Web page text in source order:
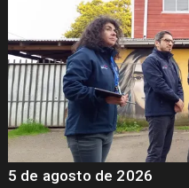
5 de agosto de 2026